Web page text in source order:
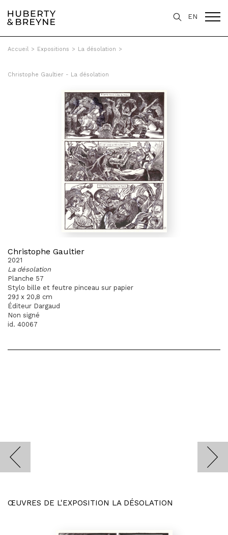
EN
Accueil > Expositions > La désolation >
Christophe Gaultier - La désolation
Christophe Gaultier
2021
La désolation
Planche 57
Stylo bille et feutre pinceau sur papier
29,1 x 20,8 cm
Éditeur Dargaud
Non signé
id. 40067
ŒUVRES DE L'EXPOSITION LA DÉSOLATION